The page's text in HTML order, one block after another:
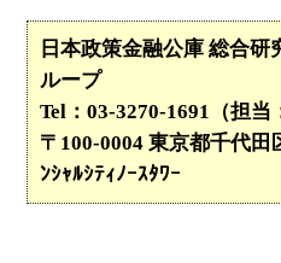
日本政策金融公庫 総合
ループ
Tel：03-3270-1691（担当
〒100-0004 東京都千代
ﾝｼｬﾙｼﾃｨﾉｰｽﾀﾜｰ